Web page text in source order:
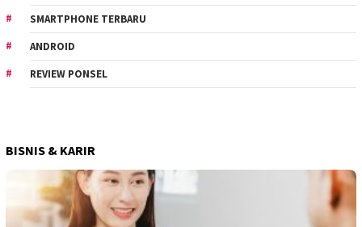
SMARTPHONE TERBARU
ANDROID
REVIEW PONSEL
BISNIS & KARIR